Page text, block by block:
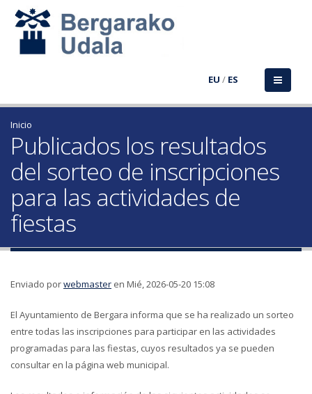
EU / ES
Inicio
Publicados los resultados
del sorteo de inscripciones
para las actividades de
fiestas
Enviado porwebmaster en Mié, 2026-05-20 15:08
El Ayuntamiento de Bergara informa que se ha realizado un sorteo
entre todas las inscripciones para participar en las actividades
programadas para las fiestas, cuyos resultados ya se pueden
consultar en la página web municipal.